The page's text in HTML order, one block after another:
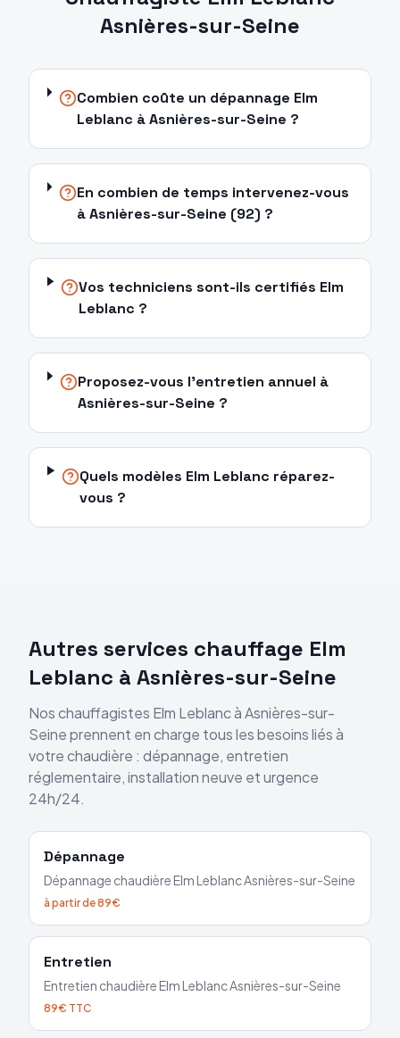
Asnières-sur-Seine
Combien coûte un dépannage Elm
Leblanc à Asnières-sur-Seine ?
En combien de temps intervenez-vous
à Asnières-sur-Seine (92) ?
Vos techniciens sont-ils certifiés Elm
Leblanc ?
Proposez-vous l'entretien annuel à
Asnières-sur-Seine ?
Quels modèles Elm Leblanc réparez-
vous ?
Autres services chauffage Elm
Leblanc à Asnières-sur-Seine
Nos chauffagistes Elm LeblancàAsnières-sur-
Seineprennent en charge tous les besoins liés à
votre chaudière : dépannage, entretien
réglementaire, installation neuve et urgence
24h/24.
Dépannage
Dépannage chaudièreElm LeblancAsnières-sur-Seine
à partir de 89€
Entretien
Entretien chaudièreElm LeblancAsnières-sur-Seine
89€ TTC